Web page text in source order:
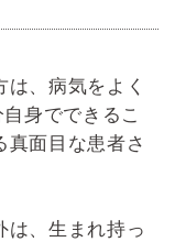
、病気をよく
身でできるこ
真面目な患者さ
は、生まれ持っ